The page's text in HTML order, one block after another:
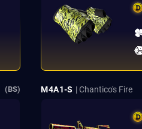
(BS) M4A1-S | Chantico's Fire